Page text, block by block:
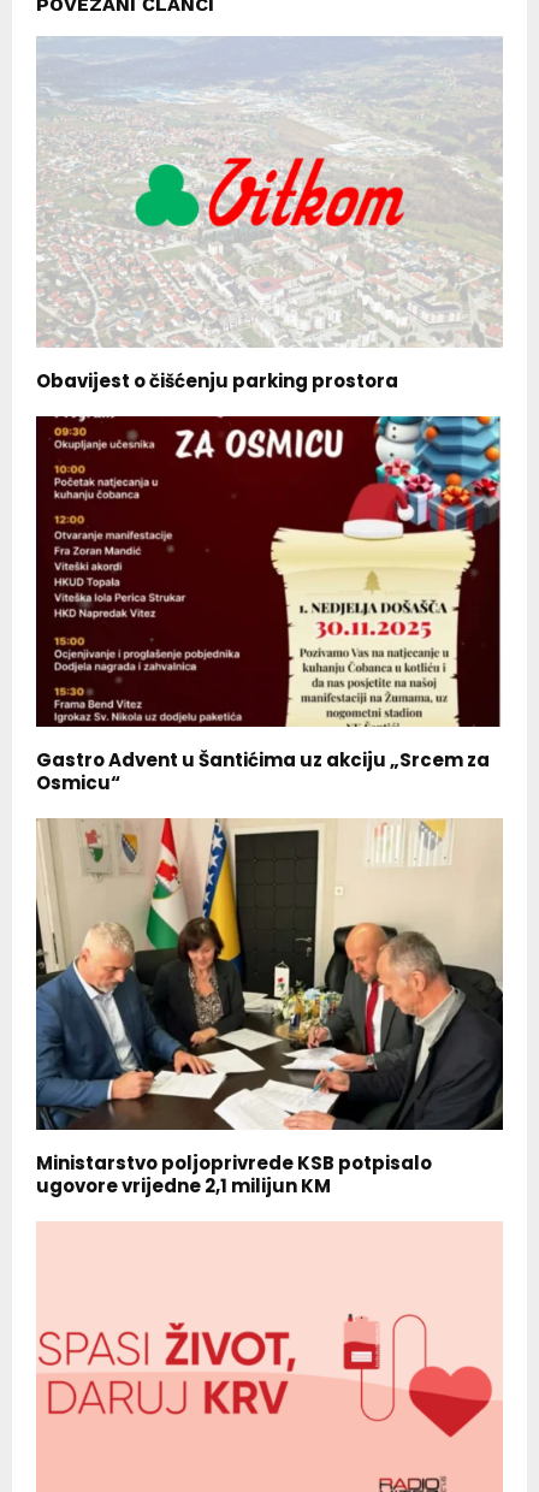
Obavijest o čišćenju parking prostora
Gastro Advent u Šantićima uz akciju „Srcem za
Osmicu“
Ministarstvo poljoprivrede KSB potpisalo
ugovore vrijedne 2,1 milijun KM